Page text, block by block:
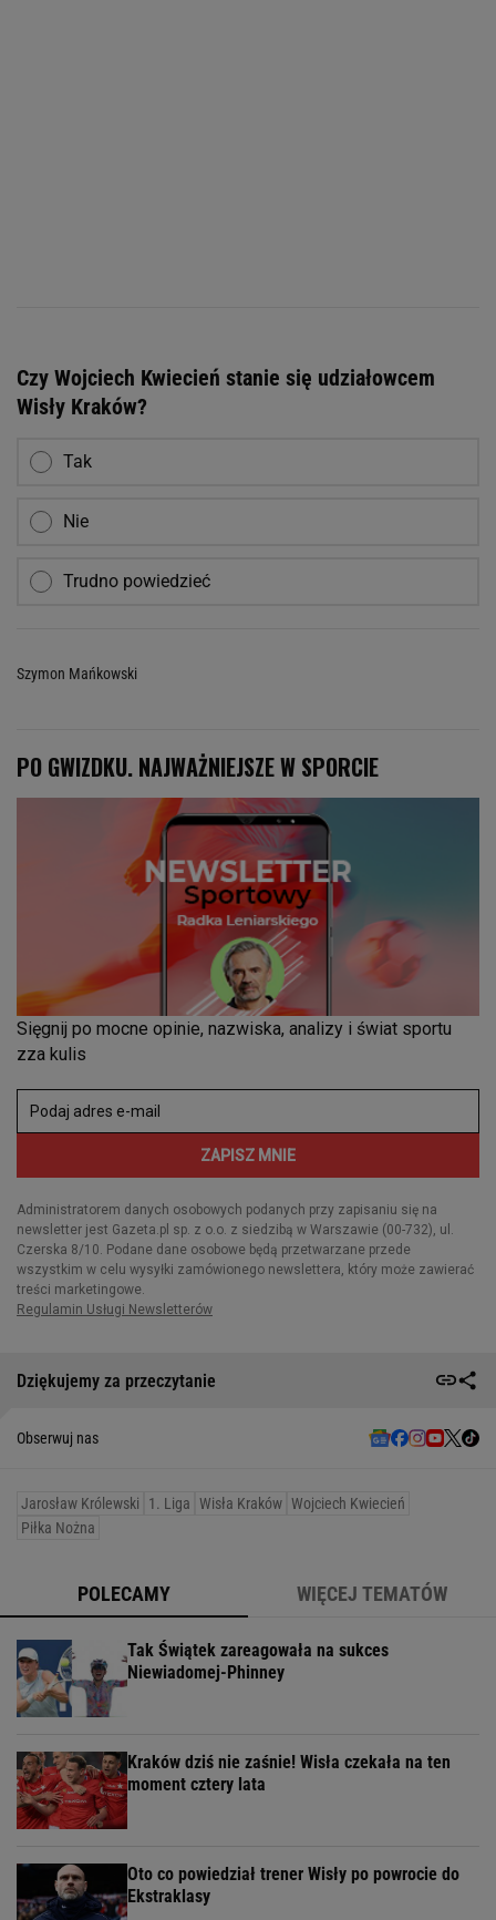
Czy Wojciech Kwiecień stanie się udziałowcem
Wisły Kraków?
Tak
Nie
Trudno powiedzieć
Szymon Mańkowski
Dziękujemy za przeczytanie
Obserwuj nas
Jarosław Królewski 1. Liga Wisła Kraków Wojciech Kwiecień
Piłka Nożna
POLECAMY WIĘCEJ TEMATÓW
Tak Świątek zareagowała na sukces
Niewiadomej-Phinney
Kraków dziś nie zaśnie! Wisła czekała na ten
moment cztery lata
Oto co powiedział trener Wisły po powrocie do
Ekstraklasy